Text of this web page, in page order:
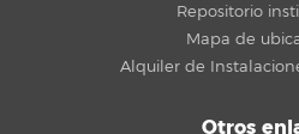
Repositorio
Mapa de
Alquiler de
Otros